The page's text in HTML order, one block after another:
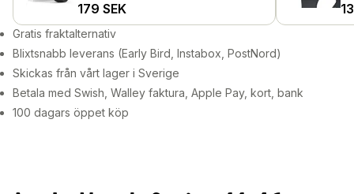
Pro (2-pack)
179 SEK
Gratis fraktalternativ
Blixtsnabb leverans (Early Bird, Instabox, PostNord)
Skickas från vårt lager i Sverige
Betala med Swish, Walley faktura, Apple Pay, kort, bank
100 dagars öppet köp